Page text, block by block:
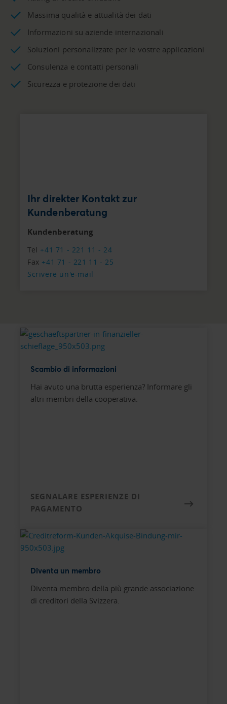
Massima qualità e attualità dei dati
Informazioni su aziende internazionali
Soluzioni personalizzate per le vostre applicazioni
Consulenza e contatti personali
Sicurezza e protezione dei dati
Ihr direkter Kontakt zur
Kundenberatung
Kundenberatung
Tel +41 71 - 221 11 - 24
Fax +41 71 - 221 11 - 25
Scrivere un'e-mail
Scambio di informazioni
Hai avuto una brutta esperienza? Informare gli
altri membri della cooperativa.
SEGNALARE ESPERIENZE DI
PAGAMENTO
Diventa un membro
Diventa membro della più grande associazione
di creditori della Svizzera.